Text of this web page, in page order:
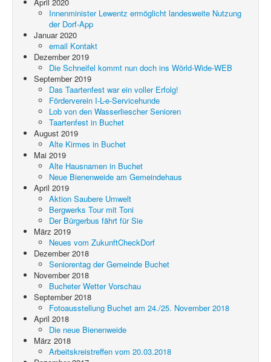
Innenminister Lewentz ermöglicht landesweite Nutzung
der Dorf-App
Januar 2020
email Kontakt
Dezember 2019
Die Schneifel kommt nun doch ins Wörld-Wide-WEB
September 2019
Das Taartenfest war ein voller Erfolg!
Förderverein I-L-e-Servicehunde
Lob von den Wasserliescher Senioren
Taartenfest in Buchet
August 2019
Alte Kirmes in Buchet
Mai 2019
Alte Hausnamen in Buchet
Neue Bienenweide am Gemeindehaus
April 2019
Aktion Saubere Umwelt
Bergwerks Tour mit Toni
Der Bürgerbus fährt für Sie
März 2019
Neues vom ZukunftCheckDorf
Dezember 2018
Seniorentag der Gemeinde Buchet
November 2018
Bucheter Wetter Vorschau
September 2018
Fotoausstellung Buchet am 24./25. November 2018
April 2018
Die neue Bienenweide
März 2018
Arbeitskreistreffen vom 20.03.2018